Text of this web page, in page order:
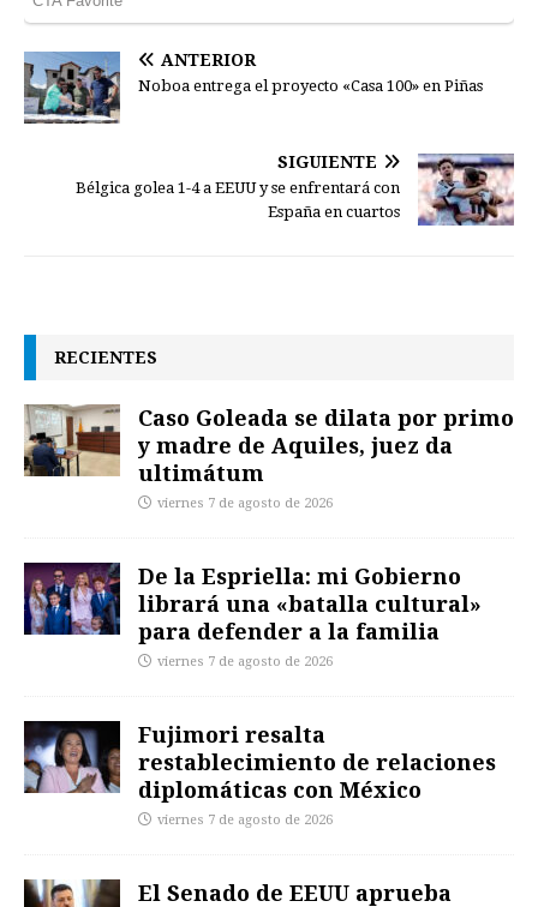
ANTERIOR
Noboa entrega el proyecto «Casa 100» en Piñas
SIGUIENTE
Bélgica golea 1-4 a EEUU y se enfrentará con
España en cuartos
RECIENTES
Caso Goleada se dilata por primo
y madre de Aquiles, juez da
ultimátum
viernes 7 de agosto de 2026
De la Espriella: mi Gobierno
librará una «batalla cultural»
para defender a la familia
viernes 7 de agosto de 2026
Fujimori resalta
restablecimiento de relaciones
diplomáticas con México
viernes 7 de agosto de 2026
El Senado de EEUU aprueba